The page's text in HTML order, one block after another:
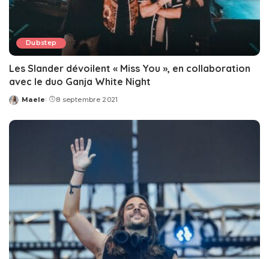
Dubstep
Les Slander dévoilent « Miss You », en collaboration
avec le duo Ganja White Night
Posted
Maele 8 septembre 2021